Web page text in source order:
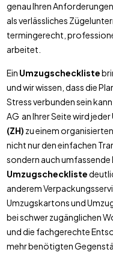
genau Ihren
als verlässliches
termingerecht,
arbeitet.
Ein Umzugscheckliste
und wir wissen, dass die
Stress verbunden sein
AG an Ihrer Seite wird jeder
(ZH) zu einem
nicht nur den einfachen
sondern auch umfassende
Umzugscheckliste
anderem
Umzugskartons und
bei schwer zugänglichen
und die fachgerechte
mehr benötigten